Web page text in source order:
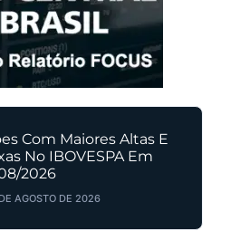
Com Maiores Altas E
No IBOVESPA Em
2026
AGOSTO DE 2026